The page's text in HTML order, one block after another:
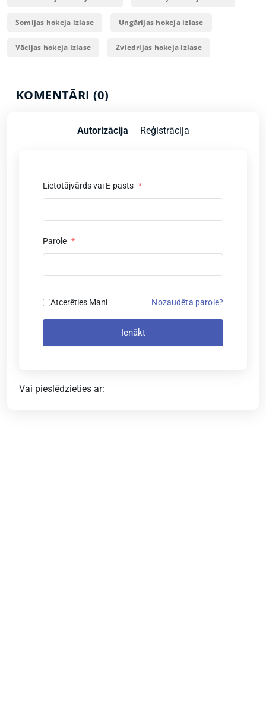
Somijas hokeja izlase Ungārijas hokeja izlase
Vācijas hokeja izlase Zviedrijas hokeja izlase
KOMENTĀRI (0)
Autorizācija Reģistrācija
Lietotājvārds vai E-pasts *
Parole *
Atcerēties Mani Nozaudēta parole?
Ienākt
Vai pieslēdzieties ar: